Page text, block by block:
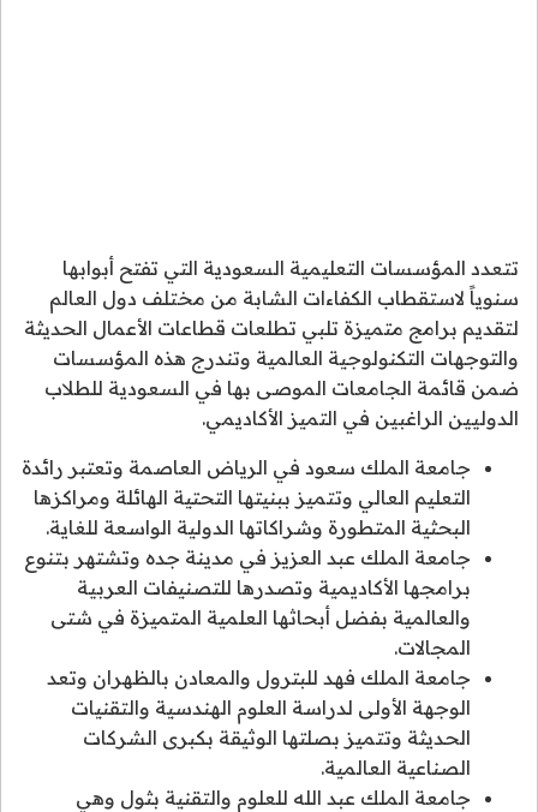
تتعدد المؤسسات التعليمية السعودية التي تفتح أبوابها
سنوياً لاستقطاب الكفاءات الشابة من مختلف دول العالم
لتقديم برامج متميزة تلبي تطلعات قطاعات الأعمال الحديثة
والتوجهات التكنولوجية العالمية وتندرج هذه المؤسسات
ضمن قائمة الجامعات الموصى بها في السعودية للطلاب
الدوليين الراغبين في التميز الأكاديمي.
جامعة الملك سعود في الرياض العاصمة وتعتبر رائدة
التعليم العالي وتتميز ببنيتها التحتية الهائلة ومراكزها
البحثية المتطورة وشراكاتها الدولية الواسعة للغاية.
جامعة الملك عبد العزيز في مدينة جده وتشتهر بتنوع
برامجها الأكاديمية وتصدرها للتصنيفات العربية
والعالمية بفضل أبحاثها العلمية المتميزة في شتى
المجالات.
جامعة الملك فهد للبترول والمعادن بالظهران وتعد
الوجهة الأولى لدراسة العلوم الهندسية والتقنيات
الحديثة وتتميز بصلتها الوثيقة بكبرى الشركات
الصناعية العالمية.
جامعة الملك عبد الله للعلوم والتقنية بثول وهي